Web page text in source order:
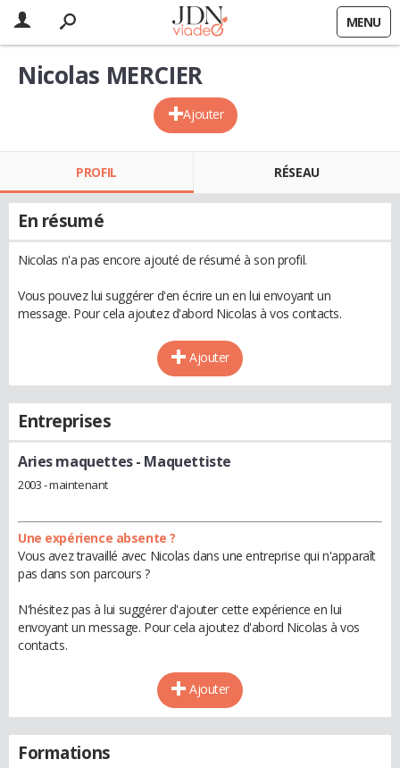
MENU
Ajouter
Nicolas MERCIER
PROFIL RÉSEAU
En résumé
Nicolas n'a pas encore ajouté de résumé à son profil.
Vous pouvez lui suggérer d'en écrire un en lui envoyant un
message. Pour cela ajoutez d'abord Nicolas à vos contacts.
Ajouter
Entreprises
Aries maquettes- Maquettiste
2003 - maintenant
Une expérience absente ?
Vous avez travaillé avec Nicolas dans une entreprise qui n'apparaît
pas dans son parcours ?
N'hésitez pas à lui suggérer d'ajouter cette expérience en lui
envoyant un message. Pour cela ajoutez d'abord Nicolas à vos
contacts.
Ajouter
Formations